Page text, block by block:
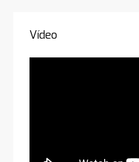
Vídeo